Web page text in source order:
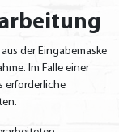
der Eingabemaske
Im Falle einer
erforderliche